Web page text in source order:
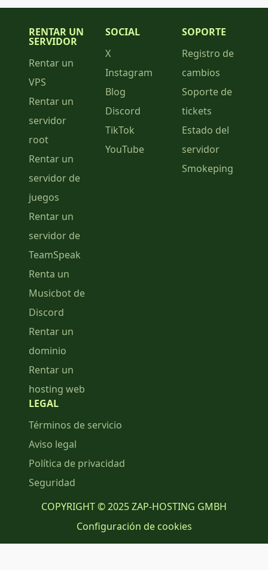
RENTAR UN
SERVIDOR
Rentar un
VPS
Rentar un
servidor
root
Rentar un
servidor de
juegos
Rentar un
servidor de
TeamSpeak
Renta un
Musicbot de
Discord
Rentar un
dominio
Rentar un
hosting web
SOCIAL
X
Instagram
Blog
Discord
TikTok
YouTube
SOPORTE
Registro de
cambios
Soporte de
tickets
Estado del
servidor
Smokeping
LEGAL
Términos de servicio
Aviso legal
Política de privacidad
Seguridad
COPYRIGHT © 2025 ZAP-HOSTING GMBH
Configuración de cookies